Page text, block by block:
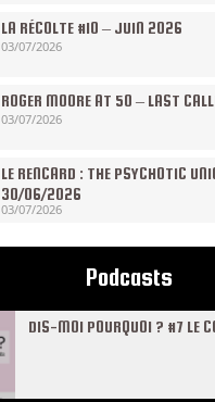
LA RÉCOLTE #10 – JUIN 2026
03/07/2026
ROGER MOORE AT 50 – LAST
03/07/2026
LE RENCARD : THE PSYCHOTIC
30/06/2026
03/07/2026
Podcasts
DIS-MOI POURQUOI ? #7 LE